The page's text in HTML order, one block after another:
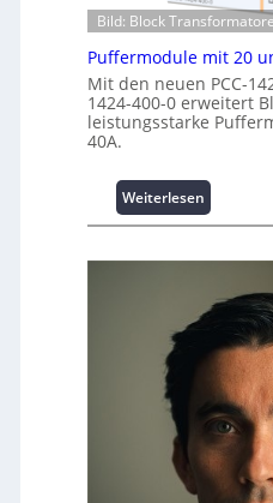
e
t
r
e
w
e
r
k
z
e
e
t
i
t
i
o
n
i
c
e
h
t
a
t
Bild: Block
Puffermodule mit 20
Mit den neuen PCC-
1424-400-0 erweitert
leistungsstarke
40A.
Weiterlesen:
P
f
e
m
u
l
e